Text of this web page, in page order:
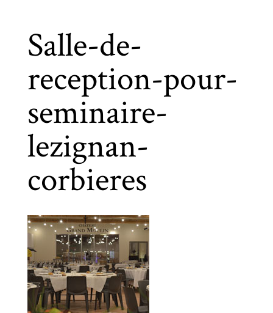
Salle-de-
reception-pour-
seminaire-
lezignan-
corbieres